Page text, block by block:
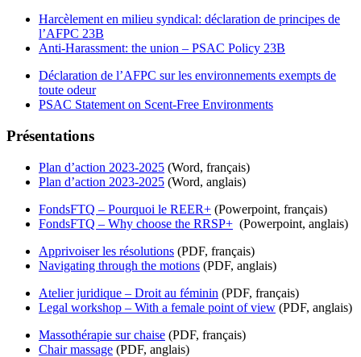
Harcèlement en milieu syndical: déclaration de principes de
l’AFPC 23B
Anti-Harassment: the union – PSAC Policy 23B
Déclaration de l’AFPC sur les environnements exempts de
toute odeur
PSAC Statement on Scent-Free Environments
Présentations
Plan d’action 2023-2025 (Word, français)
Plan d’action 2023-2025 (Word, anglais)
FondsFTQ – Pourquoi le REER+ (Powerpoint, français)
FondsFTQ – Why choose the RRSP+ (Powerpoint, anglais)
Apprivoiser les résolutions (PDF, français)
Navigating through the motions (PDF, anglais)
Atelier juridique – Droit au féminin (PDF, français)
Legal workshop – With a female point of view (PDF, anglais)
Massothérapie sur chaise (PDF, français)
Chair massage (PDF, anglais)